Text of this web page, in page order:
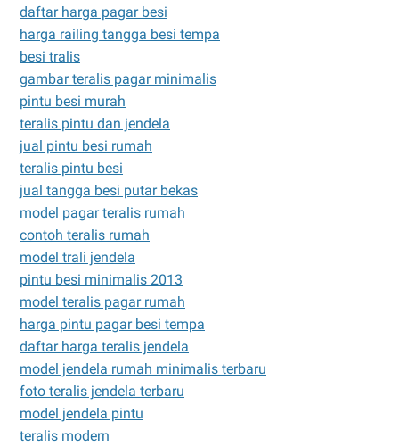
daftar harga pagar besi
harga railing tangga besi tempa
besi tralis
gambar teralis pagar minimalis
pintu besi murah
teralis pintu dan jendela
jual pintu besi rumah
teralis pintu besi
jual tangga besi putar bekas
model pagar teralis rumah
contoh teralis rumah
model trali jendela
pintu besi minimalis 2013
model teralis pagar rumah
harga pintu pagar besi tempa
daftar harga teralis jendela
model jendela rumah minimalis terbaru
foto teralis jendela terbaru
model jendela pintu
teralis modern